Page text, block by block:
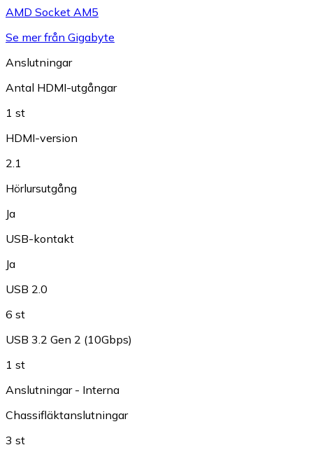
AMD Socket AM5
Se mer från Gigabyte
Anslutningar
Antal HDMI-utgångar
1 st
HDMI-version
2.1
Hörlursutgång
Ja
USB-kontakt
Ja
USB 2.0
6 st
USB 3.2 Gen 2 (10Gbps)
1 st
Anslutningar - Interna
Chassifläktanslutningar
3 st